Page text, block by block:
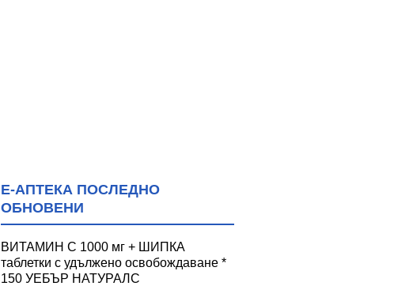
Е-АПТЕКА ПОСЛЕДНО
ОБНОВЕНИ
ВИТАМИН С 1000 мг + ШИПКА
таблетки с удължено освобождаване *
150 УЕБЪР НАТУРАЛС